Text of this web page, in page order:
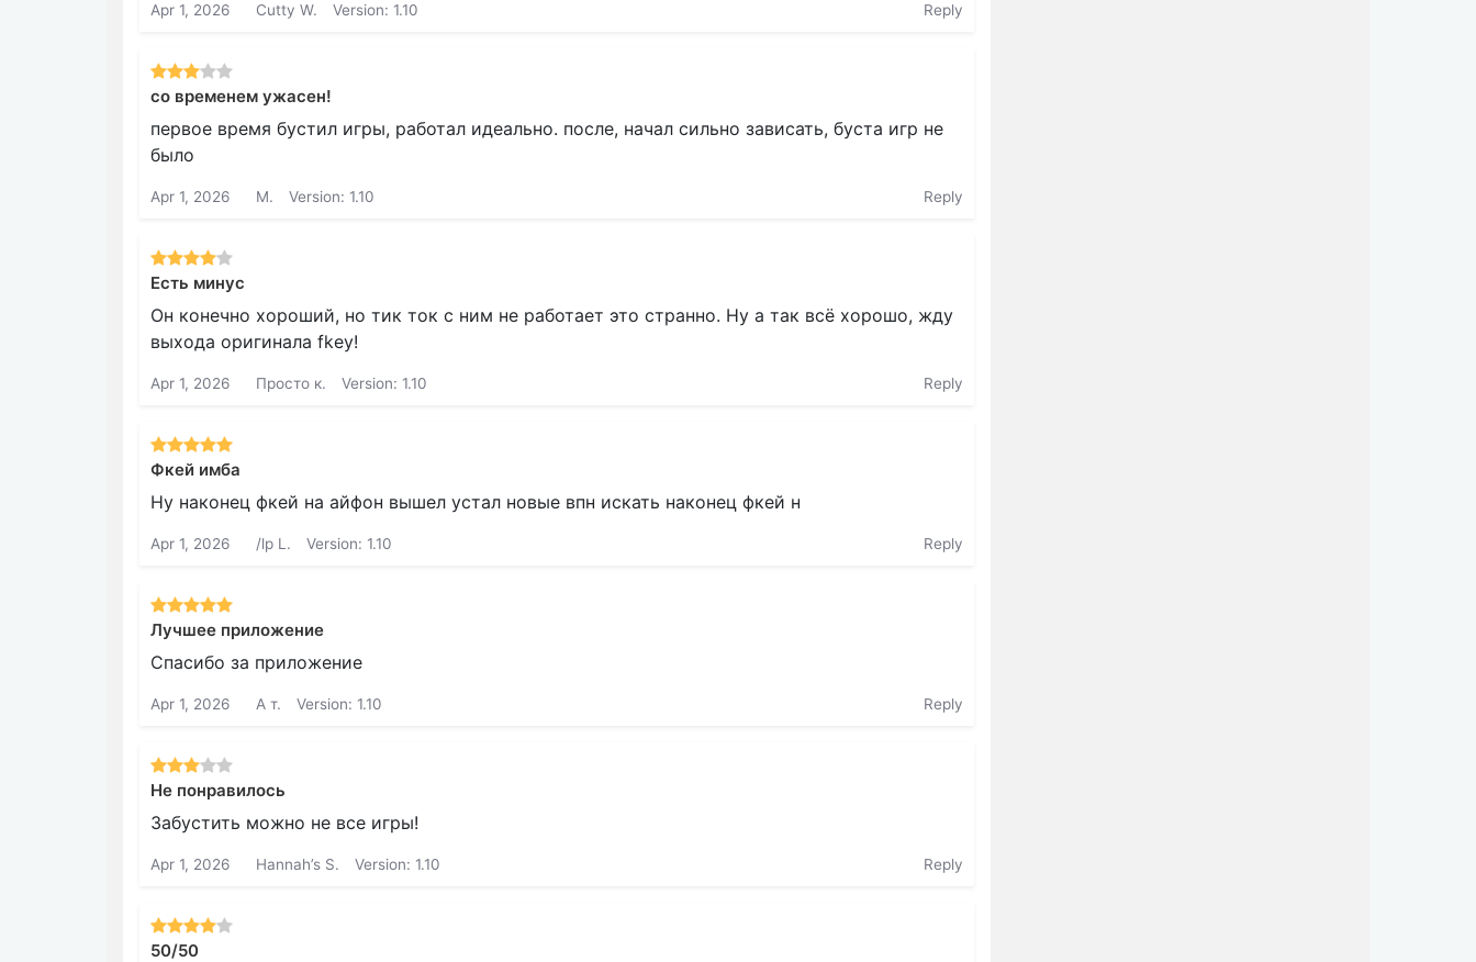
Apr 1, 2026 Cutty W. Version: 1.10 Reply
со временем ужасен!
первое время бустил игры, работал идеально. после, начал сильно зависать, буста игр не
было
Apr 1, 2026 M. Version: 1.10 Reply
Есть минус
Он конечно хороший, но тик ток с ним не работает это странно. Ну а так всё хорошо, жду
выхода оригинала fkey!
Apr 1, 2026 Просто к. Version: 1.10 Reply
Фкей имба
Ну наконец фкей на айфон вышел устал новые впн искать наконец фкей н
Apr 1, 2026 /lp L. Version: 1.10 Reply
Лучшее приложение
Спасибо за приложение
Apr 1, 2026 А т. Version: 1.10 Reply
Не понравилось
Забустить можно не все игры!
Apr 1, 2026 Hannah’s S. Version: 1.10 Reply
50/50